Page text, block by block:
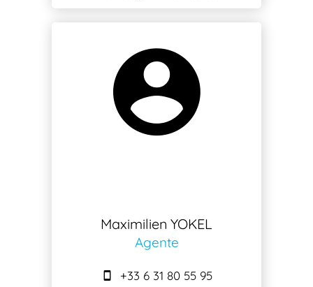
Maximilien YOKEL
Agente
+33 6 31 80 55 95